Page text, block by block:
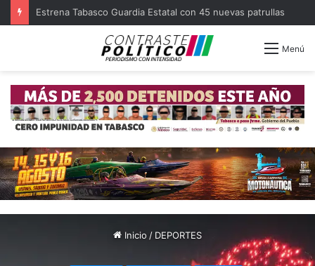
Llega Caravana Acuática de Salud a comunidades ribereñas de Centla
Menú
Inicio / DEPORTES